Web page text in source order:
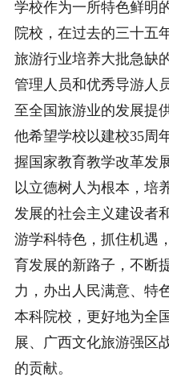
学校作为一所特色鲜明
院校，在过去的三十五
旅游行业培养大批急缺
管理人员和优秀导游人
至全国旅游业的发展提
他希望学校以建校35周
握国家教育教学改革发
以立德树人为根本，培
发展的社会主义建设者
游学科特色，抓住机遇
育发展的新路子，不断
力，办出人民满意、特
本科院校，更好地为全
展、广西文化旅游强区
的贡献。